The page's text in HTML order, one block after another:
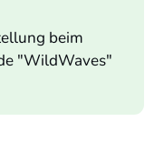
beim
"WildWaves"